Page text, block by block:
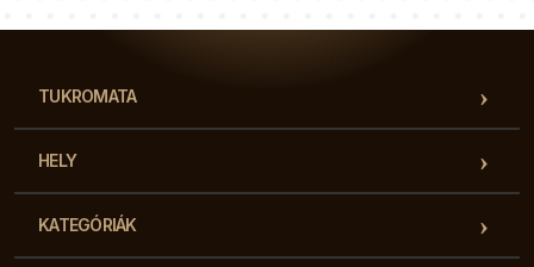
TUKROMATA
HELY
KATEGÓRIÁK